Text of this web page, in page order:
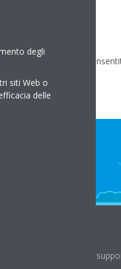
(PS ≥ 25 bar), è
Periodo di
degli
siti Web o
delle